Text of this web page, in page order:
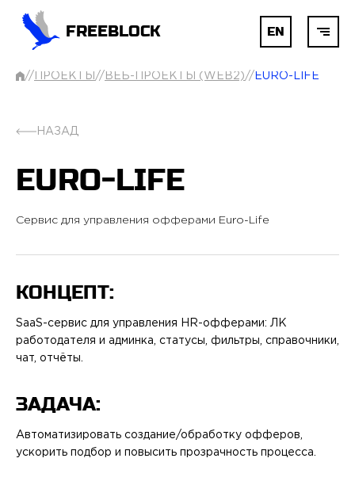
FREEBLOCK EN
// ПРОЕКТЫ // ВЕБ-ПРОЕКТЫ (WEB2)// EURO-LIFE
ГЛАВНАЯ
AI
РАЗРАБОТКА
НАЗАД
EURO-LIFE
Cервис для управления офферами Euro-Life
КОНЦЕПТ:
SaaS-сервис для управления HR-офферами: ЛК
работодателя и админка, статусы, фильтры, справочники,
чат, отчёты.
ЗАДАЧА:
Автоматизировать создание/обработку офферов,
ускорить подбор и повысить прозрачность процесса.